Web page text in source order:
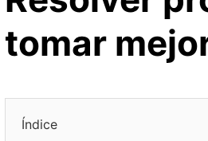
tomar
Índice